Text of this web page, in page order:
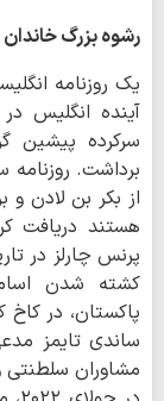
رشوه بزرگ
یک روزنامه
آینده انگلیس
برداشت. روزنامه
از بکر بن لادن و
هستند دریافت
کشته شدن
پاکستان، در کاخ
ساندی تایمز
مشاوران سلطنتی